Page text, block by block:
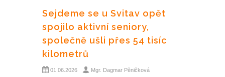
Sejdeme se u Svitav opět
spojilo aktivní seniory,
společně ušli přes 54 tisíc
kilometrů
01.06.2026 Mgr. Dagmar Pěničková